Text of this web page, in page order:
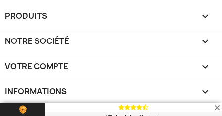
PRODUITS 
NOTRE SOCIÉTÉ 
VOTRE COMPTE 
INFORMATIONS keyboard_arrow_down
© 2026 - Logiciel e-commerce par PrestaShop™